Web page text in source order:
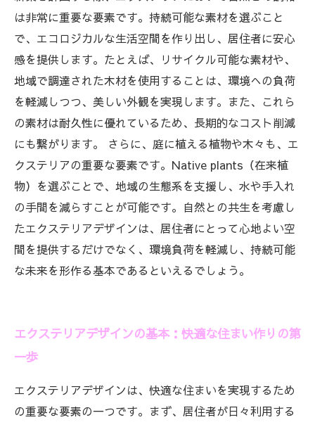
は非常に重要な要素です。持続可能な素材を選ぶこと
で、エコロジカルな生活空間を作り出し、居住者に安心
感を提供します。たとえば、リサイクル可能な素材や、
地域で調達された木材を使用することは、環境への負荷
を軽減しつつ、美しい外観を実現します。また、これら
の素材は耐久性に優れているため、長期的なコスト削減
にも繋がります。 さらに、庭に植える植物や木々も、エ
クステリアの重要な要素です。Native plants（在来植
物）を選ぶことで、地域の生態系を支援し、水や手入れ
の手間を減らすことが可能です。自然との共生を考慮し
たエクステリアデザインは、居住者にとって心地よい空
間を提供するだけでなく、環境負荷を軽減し、持続可能
な未来を形作る基本であるといえるでしょう。
エクステリアデザインの基本：快適な住まい作りの第
一歩
エクステリアデザインは、快適な住まいを実現するため
の重要な要素の一つです。まず、居住者が日々利用する